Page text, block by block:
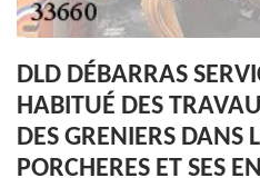
DLD DÉBARRAS
HABITUÉ DES
DES GRENIERS DANS
PORCHERES ET SES